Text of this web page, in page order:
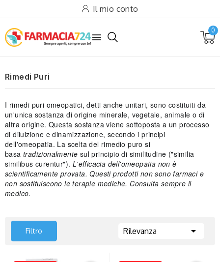
Il mio conto

0
Rimedi Puri
I rimedi puri omeopatici, detti anche unitari, sono costituiti da
un'unica sostanza di origine minerale, vegetale, animale o di
altra origine. Questa sostanza viene sottoposta a un processo
di diluizione e dinamizzazione, secondo i principi
dell'omeopatia. La scelta del rimedio puro si
basa tradizionalmente sul principio di similitudine ("similia
similibus curentur"). L'efficacia dell'omeopatia non è
scientificamente provata. Questi prodotti non sono farmaci e
non sostituiscono le terapie mediche. Consulta sempre il
medico.
Filtro Rilevanza 